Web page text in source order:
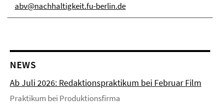
abv@nachhaltigkeit.fu-berlin.de
NEWS
Ab Juli 2026: Redaktionspraktikum bei Februar Film
Praktikum bei Produktionsfirma